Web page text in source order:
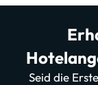
Seid die